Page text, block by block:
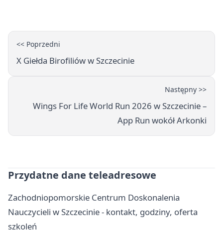
<< Poprzedni
X Giełda Birofiliów w Szczecinie
Następny >>
Wings For Life World Run 2026 w Szczecinie –
App Run wokół Arkonki
Przydatne dane teleadresowe
Zachodniopomorskie Centrum Doskonalenia
Nauczycieli w Szczecinie - kontakt, godziny, oferta
szkoleń